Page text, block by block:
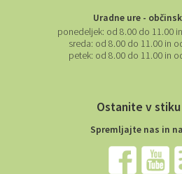
Uradne ure -
ponedeljek: od 8.00 do 11.00
sreda: od 8.00 do 11.00 in
petek: od 8.00 do 11.00 in
Ostanite v stiku
Spremljajte nas in